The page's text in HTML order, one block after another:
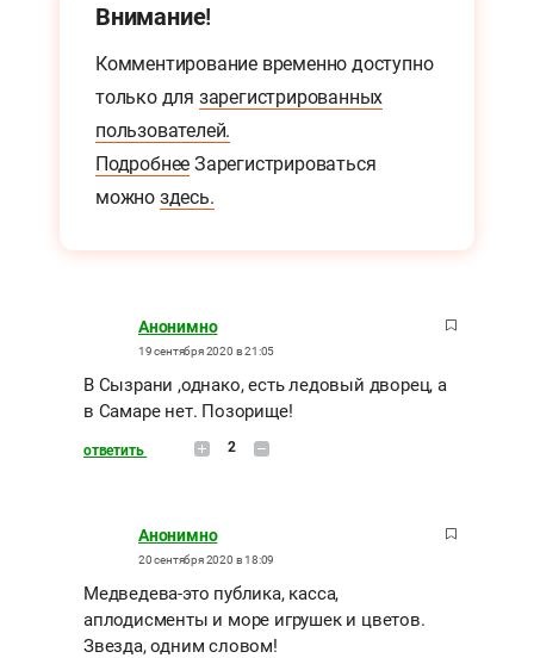
Внимание!
Комментирование временно доступно
только для зарегистрированных
пользователей.
Подробнее Зарегистрироваться
можно здесь.
Анонимно
19 сентября 2020 в 21:05
В Сызрани ,однако, есть ледовый дворец, а
в Самаре нет. Позорище!
ответить 2
Анонимно
20 сентября 2020 в 18:09
Медведева-это публика, касса,
аплодисменты и море игрушек и цветов.
Звезда, одним словом!